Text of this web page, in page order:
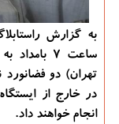
تهران) دو
انجام خواهند داد.